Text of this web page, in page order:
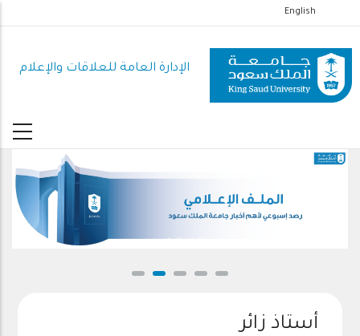
إلى
المحتوى
الرئيسي
English
الإدارة العامة للعلاقات والإعلام
الملف الإعلامي
أستاذ زائر